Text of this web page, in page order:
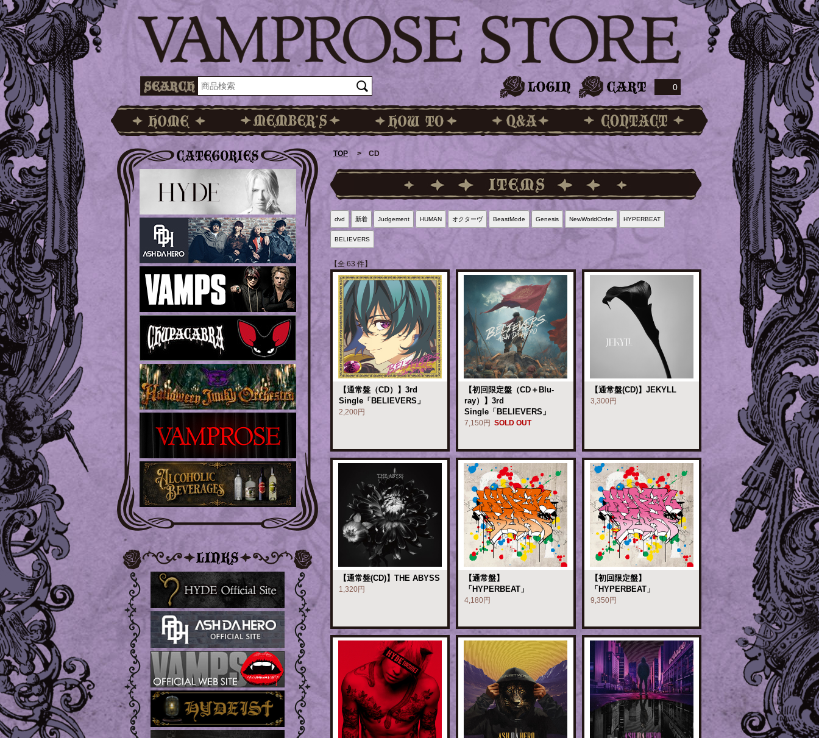
0
TOP > CD
dvd 新着 Judgement HUMAN オクターヴ BeastMode Genesis NewWorldOrder HYPERBEAT
BELIEVERS
【全 63 件】
【通常盤（CD）】3rd
Single「BELIEVERS」
2,200円
【初回限定盤（CD＋Blu-
ray）】3rd
Single「BELIEVERS」
7,150円 SOLD OUT
【通常盤(CD)】JEKYLL
3,300円
【通常盤(CD)】THE ABYSS
1,320円
【通常盤】
「HYPERBEAT」
4,180円
【初回限定盤】
「HYPERBEAT」
9,350円